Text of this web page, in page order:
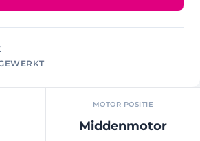
MOTOR POSITIE
Middenmotor